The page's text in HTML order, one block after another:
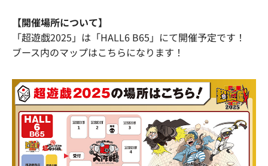
【開催場所について】
「超遊戯2025」は「HALL6 B65」にて開催予定です！
ブース内のマップはこちらになります！